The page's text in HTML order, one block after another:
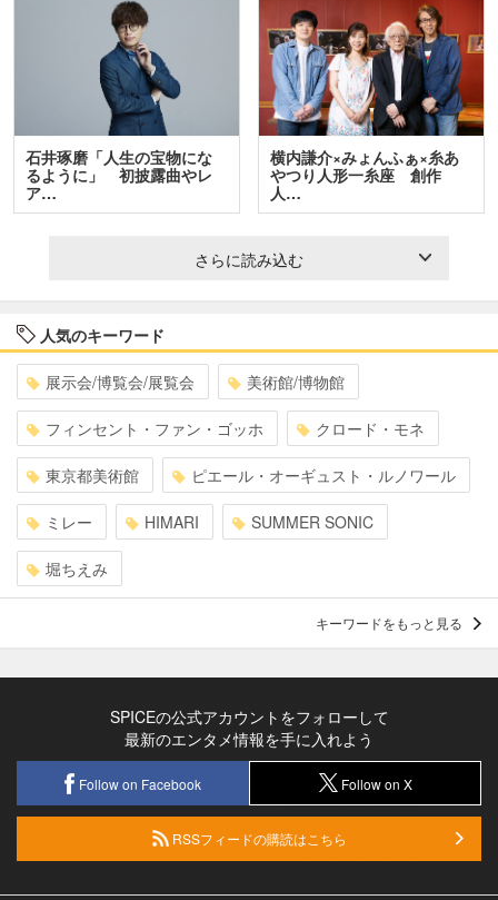
石井琢磨「人生の宝物にな
るように」 初披露曲やレ
ア…
横内謙介×みょんふぁ×糸あ
やつり人形一糸座 創作
人…
さらに読み込む
人気のキーワード
展示会/博覧会/展覧会 美術館/博物館
フィンセント・ファン・ゴッホ クロード・モネ
東京都美術館 ピエール・オーギュスト・ルノワール
ミレー HIMARI SUMMER SONIC
堀ちえみ
キーワードをもっと見る
SPICEの公式アカウントをフォローして
最新のエンタメ情報を手に入れよう
Follow on Facebook Follow on X
RSSフィードの購読はこちら